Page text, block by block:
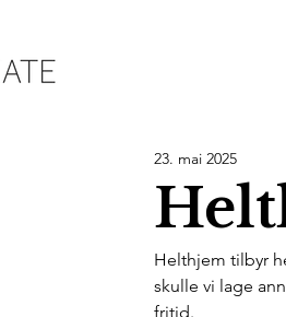
23. mai 2025
Helthjem tilbyr
skulle vi lage
fritid.